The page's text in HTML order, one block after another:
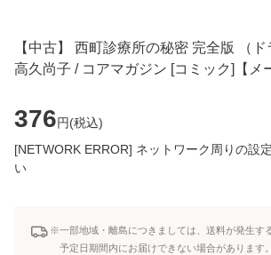
【中古】 西町診療所の秘密 完全版 （
高久尚子 / コアマガジン [コミック]【メ
376円(税込)
[NETWORK ERROR] ネットワーク周りの設
い
※一部地域・離島につきましては、送料が発生す
予定日期間内にお届けできない場合があります